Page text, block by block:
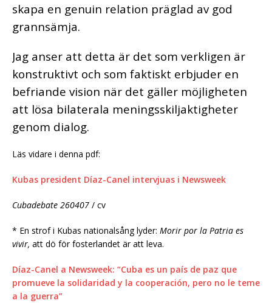
skapa en genuin relation präglad av god
grannsämja.
Jag anser att detta är det som verkligen är
konstruktivt och som faktiskt erbjuder en
befriande vision när det gäller möjligheten
att lösa bilaterala meningsskiljaktigheter
genom dialog.
Läs vidare i denna pdf:
Kubas president Díaz-Canel intervjuas i Newsweek
Cubadebate 260407 / cv
* En strof i Kubas nationalsång lyder: Morir por la Patria es
vivir, att dö för fosterlandet är att leva.
Díaz-Canel a Newsweek: “Cuba es un país de paz que
promueve la solidaridad y la cooperación, pero no le teme
a la guerra”